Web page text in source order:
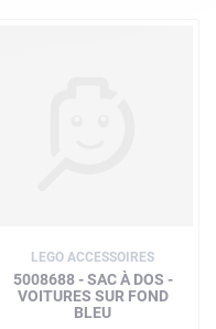
LEGO ACCESSOIRES
5008688 - SAC À DOS -
VOITURES SUR FOND
BLEU